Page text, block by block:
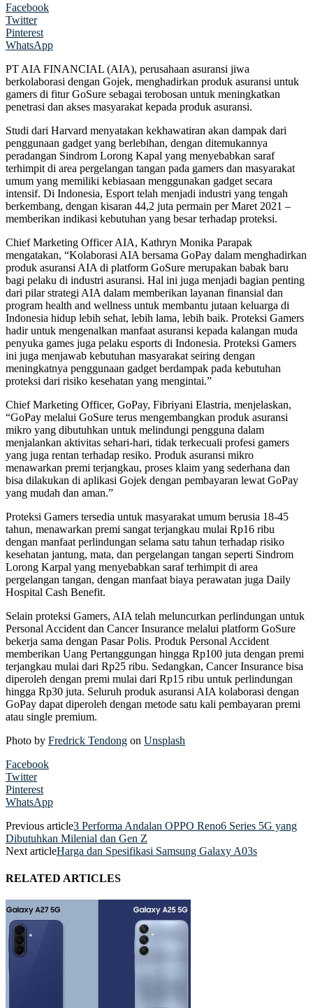
Facebook
Twitter
Pinterest
WhatsApp
PT AIA FINANCIAL (AIA), perusahaan asuransi jiwa
berkolaborasi dengan Gojek, menghadirkan produk asuransi untuk
gamers di fitur GoSure sebagai terobosan untuk meningkatkan
penetrasi dan akses masyarakat kepada produk asuransi.
Studi dari Harvard menyatakan kekhawatiran akan dampak dari
penggunaan gadget yang berlebihan, dengan ditemukannya
peradangan Sindrom Lorong Kapal yang menyebabkan saraf
terhimpit di area pergelangan tangan pada gamers dan masyarakat
umum yang memiliki kebiasaan menggunakan gadget secara
intensif. Di Indonesia, Esport telah menjadi industri yang tengah
berkembang, dengan kisaran 44,2 juta permain per Maret 2021 –
memberikan indikasi kebutuhan yang besar terhadap proteksi.
Chief Marketing Officer AIA, Kathryn Monika Parapak
mengatakan, “Kolaborasi AIA bersama GoPay dalam menghadirkan
produk asuransi AIA di platform GoSure merupakan babak baru
bagi pelaku di industri asuransi. Hal ini juga menjadi bagian penting
dari pilar strategi AIA dalam memberikan layanan finansial dan
program health and wellness untuk membantu jutaan keluarga di
Indonesia hidup lebih sehat, lebih lama, lebih baik. Proteksi Gamers
hadir untuk mengenalkan manfaat asuransi kepada kalangan muda
penyuka games juga pelaku esports di Indonesia. Proteksi Gamers
ini juga menjawab kebutuhan masyarakat seiring dengan
meningkatnya penggunaan gadget berdampak pada kebutuhan
proteksi dari risiko kesehatan yang mengintai.”
Chief Marketing Officer, GoPay, Fibriyani Elastria, menjelaskan,
“GoPay melalui GoSure terus mengembangkan produk asuransi
mikro yang dibutuhkan untuk melindungi pengguna dalam
menjalankan aktivitas sehari-hari, tidak terkecuali profesi gamers
yang juga rentan terhadap resiko. Produk asuransi mikro
menawarkan premi terjangkau, proses klaim yang sederhana dan
bisa dilakukan di aplikasi Gojek dengan pembayaran lewat GoPay
yang mudah dan aman.”
Proteksi Gamers tersedia untuk masyarakat umum berusia 18-45
tahun, menawarkan premi sangat terjangkau mulai Rp16 ribu
dengan manfaat perlindungan selama satu tahun terhadap risiko
kesehatan jantung, mata, dan pergelangan tangan seperti Sindrom
Lorong Karpal yang menyebabkan saraf terhimpit di area
pergelangan tangan, dengan manfaat biaya perawatan juga Daily
Hospital Cash Benefit.
Selain proteksi Gamers, AIA telah meluncurkan perlindungan untuk
Personal Accident dan Cancer Insurance melalui platform GoSure
bekerja sama dengan Pasar Polis. Produk Personal Accident
memberikan Uang Pertanggungan hingga Rp100 juta dengan premi
terjangkau mulai dari Rp25 ribu. Sedangkan, Cancer Insurance bisa
diperoleh dengan premi mulai dari Rp15 ribu untuk perlindungan
hingga Rp30 juta. Seluruh produk asuransi AIA kolaborasi dengan
GoPay dapat diperoleh dengan metode satu kali pembayaran premi
atau single premium.
Photo by Fredrick Tendong on Unsplash
Facebook
Twitter
Pinterest
WhatsApp
Previous article3 Performa Andalan OPPO Reno6 Series 5G yang
Dibutuhkan Milenial dan Gen Z
Next articleHarga dan Spesifikasi Samsung Galaxy A03s
RELATED ARTICLES